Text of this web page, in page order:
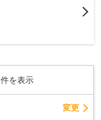
件を表示
変更